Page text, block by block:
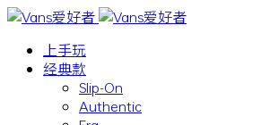
上手玩
经典款
Slip-On
Authentic